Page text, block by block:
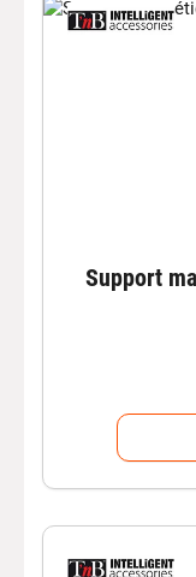
Support